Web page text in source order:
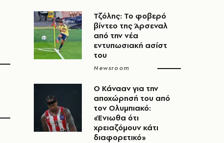
Τζόλης: Το φοβερό
βίντεο της Άρσεναλ
από την νέα
εντυπωσιακή ασίστ
του
Newsroom
Ο Κάνααν για την
αποχώρησή του από
τον Ολυμπιακό:
«Ένιωθα ότι
χρειαζόμουν κάτι
διαφορετικό»